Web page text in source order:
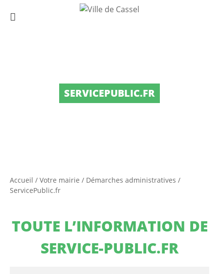
SERVICEPUBLIC.FR
Accueil / Votre mairie / Démarches administratives /
ServicePublic.fr
TOUTE L’INFORMATION DE
SERVICE-PUBLIC.FR